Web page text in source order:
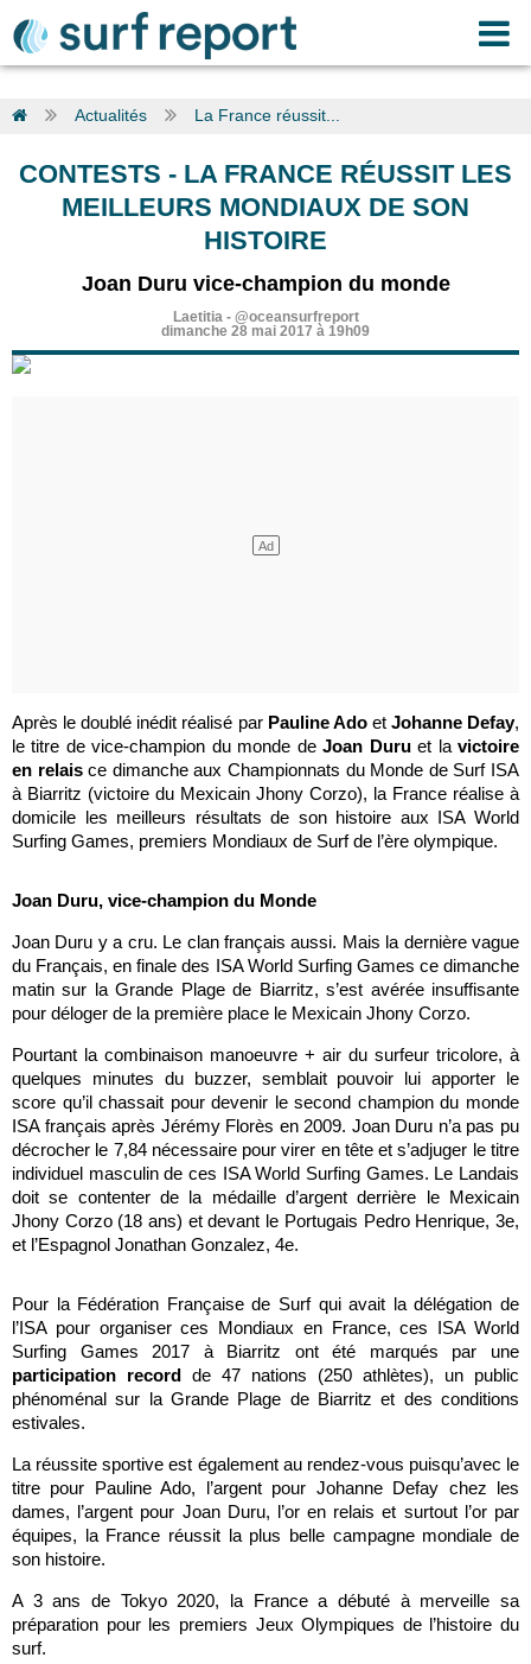
Actualités La France réussit...
CONTESTS - LA FRANCE RÉUSSIT LES
MEILLEURS MONDIAUX DE SON
HISTOIRE
Joan Duru vice-champion du monde
Laetitia- @oceansurfreport
dimanche 28 mai 2017 à 19h09
Après le doublé inédit réalisé par Pauline Adoet Johanne Defay,
le titre de vice-champion du monde deJoan Duruet lavictoire
en relaisce dimanche aux Championnats du Monde de Surf ISA
à Biarritz (victoire du Mexicain Jhony Corzo), la France réalise à
domicile les meilleurs résultats de son histoire aux ISA World
Surfing Games, premiers Mondiaux de Surf de l’ère olympique.
Joan Duru, vice-champion du Monde
Joan Duru y a cru. Le clan français aussi. Mais la dernière vague
du Français, en finale des ISA World Surfing Games ce dimanche
matin sur la Grande Plage de Biarritz, s’est avérée insuffisante
pour déloger de la première place le Mexicain Jhony Corzo.
Pourtant la combinaison manoeuvre + air du surfeur tricolore, à
quelques minutes du buzzer, semblait pouvoir lui apporter le
score qu’il chassait pour devenir le second champion du monde
ISA français après Jérémy Florès en 2009. Joan Duru n’a pas pu
décrocher le 7,84 nécessaire pour virer en tête et s’adjuger le titre
individuel masculin de ces ISA World Surfing Games. Le Landais
doit se contenter de la médaille d’argent derrière le Mexicain
Jhony Corzo (18 ans) et devant le Portugais Pedro Henrique, 3e,
et l’Espagnol Jonathan Gonzalez, 4e.
Pour la Fédération Française de Surf qui avait la délégation de
l’ISA pour organiser ces Mondiaux en France, ces ISA World
Surfing Games 2017 à Biarritz ont été marqués par une
participation record de 47 nations (250 athlètes), un public
phénoménal sur la Grande Plage de Biarritz et des conditions
estivales.
La réussite sportive est également au rendez-vous puisqu’avec le
titre pour Pauline Ado, l’argent pour Johanne Defay chez les
dames, l’argent pour Joan Duru, l’or en relais et surtout l’or par
équipes, la France réussit la plus belle campagne mondiale de
son histoire.
A 3 ans de Tokyo 2020, la France a débuté à merveille sa
préparation pour les premiers Jeux Olympiques de l’histoire du
surf.